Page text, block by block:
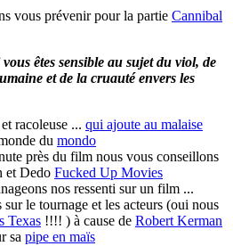
vous prévenir pour la partie Cannibal
êtes sensible au sujet du viol, de
et de la cruauté envers les
racoleuse ... qui ajoute au malaise
du mondo
près du film nous vous conseillons
et Dedo Fucked Up Movies
nos ressenti sur un film ...
le tournage et les acteurs (oui nous
Texas !!!! ) à cause de Robert Kerman
sa pipe en maïs